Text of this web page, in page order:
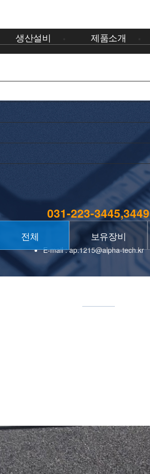
031-223-3445,3449
E-mail : ap.1215@alpha-tech.kr
생산설비 제품소개
전체 보유장비